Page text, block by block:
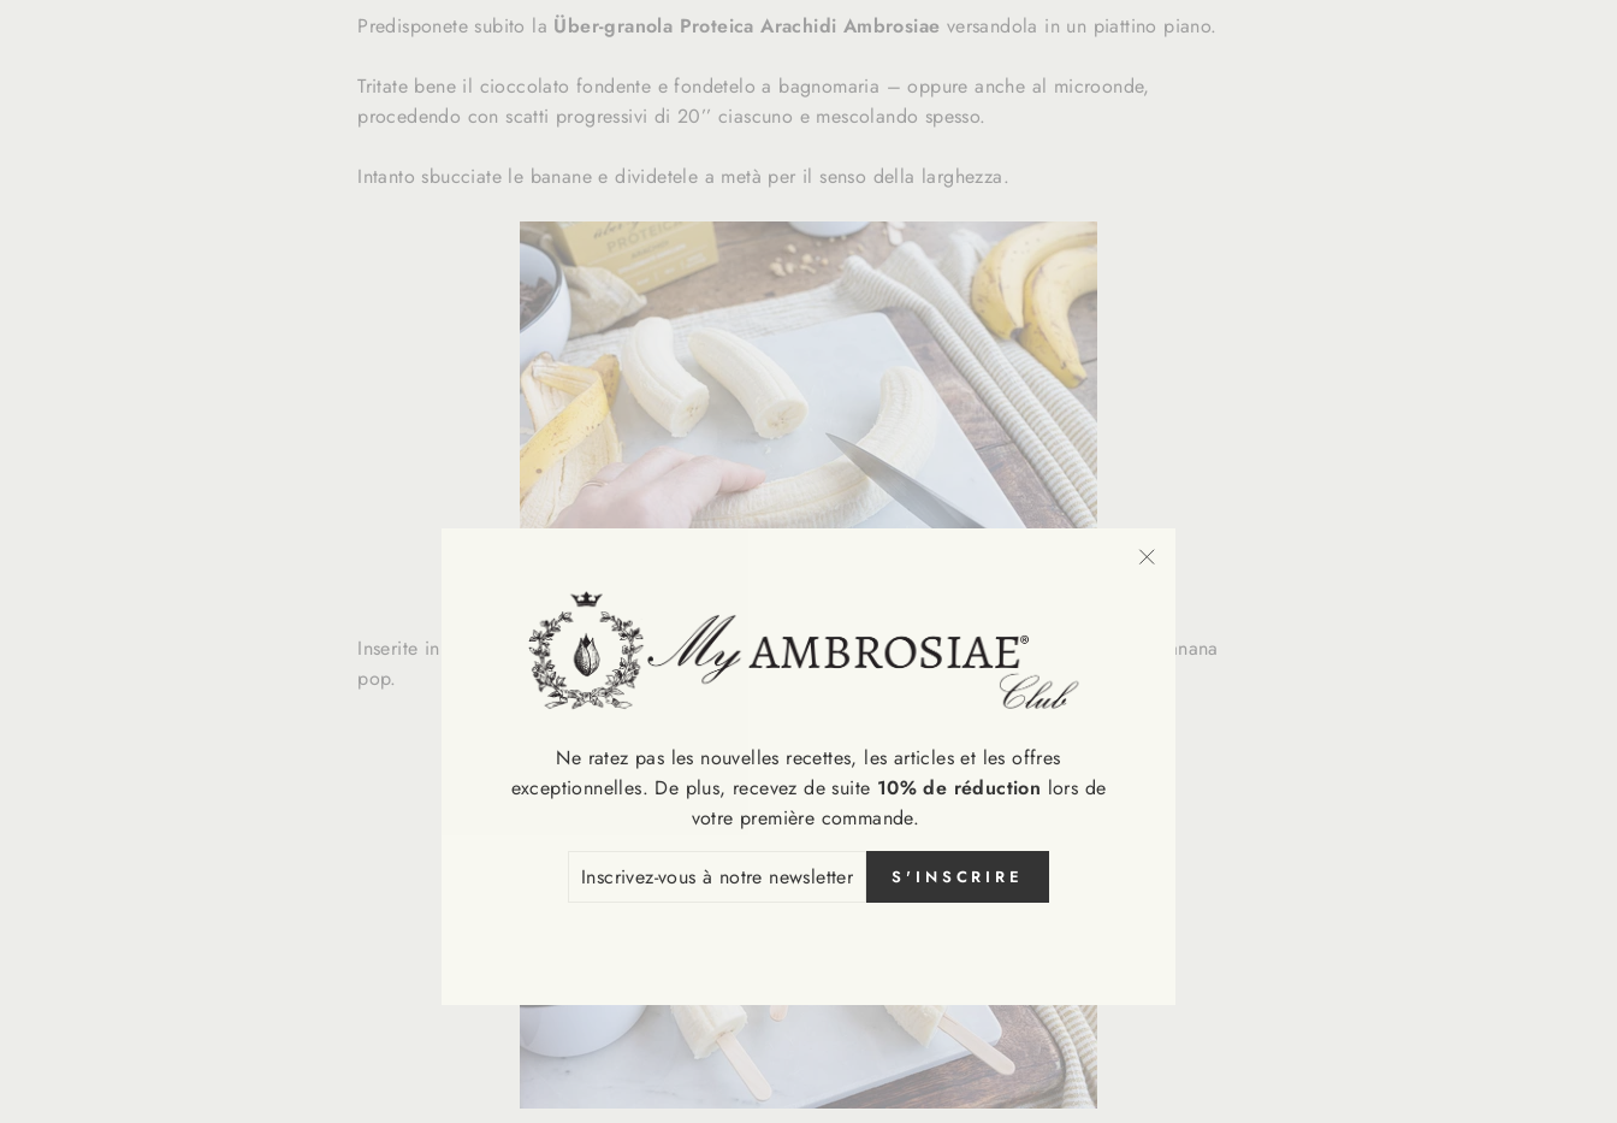
Predisponete subito la Über-granola Proteica Arachidi Ambrosiae versandola in un piattino piano.
Tritate bene il cioccolato fondente e fondetelo a bagnomaria – oppure anche al microonde,
procedendo con scatti progressivi di 20’’ ciascuno e mescolando spesso.
Intanto sbucciate le banane e dividetele a metà per il senso della larghezza.
Inserite in ogni metà di banana uno stecchino in legno da gelato, che sarà l’impugnatura del banana
pop.
Ne ratez pas les nouvelles recettes, les articles et les offres
exceptionnelles. De plus, recevez de suite 10% de réduction lors de
votre première commande.
S'INSCRIRE